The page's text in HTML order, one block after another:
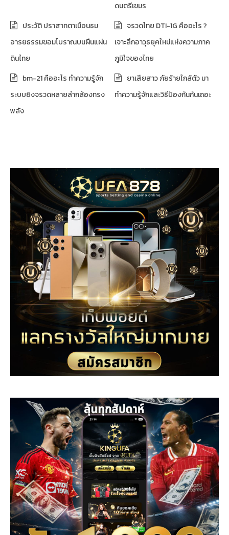
ดนตรีเขมร
ประวัติ ปราสาทตาเมือนธม
อารยธรรมขอมโบราณบนผืนแผ่น
ดินไทย
จรวดไทย DTI-1G คืออะไร ?
เจาะลึกอาวุธยุคใหม่แห่งความภาค
ภูมิใจของไทย
bm-21 คืออะไร ทำความรู้จัก
ระบบยิงจรวดหลายลำกล้องทรง
พลัง
ยาเสียสาว ภัยร้ายใกล้ตัว มา
ทำความรู้จักและวิธีป้องกันกันเถอะ